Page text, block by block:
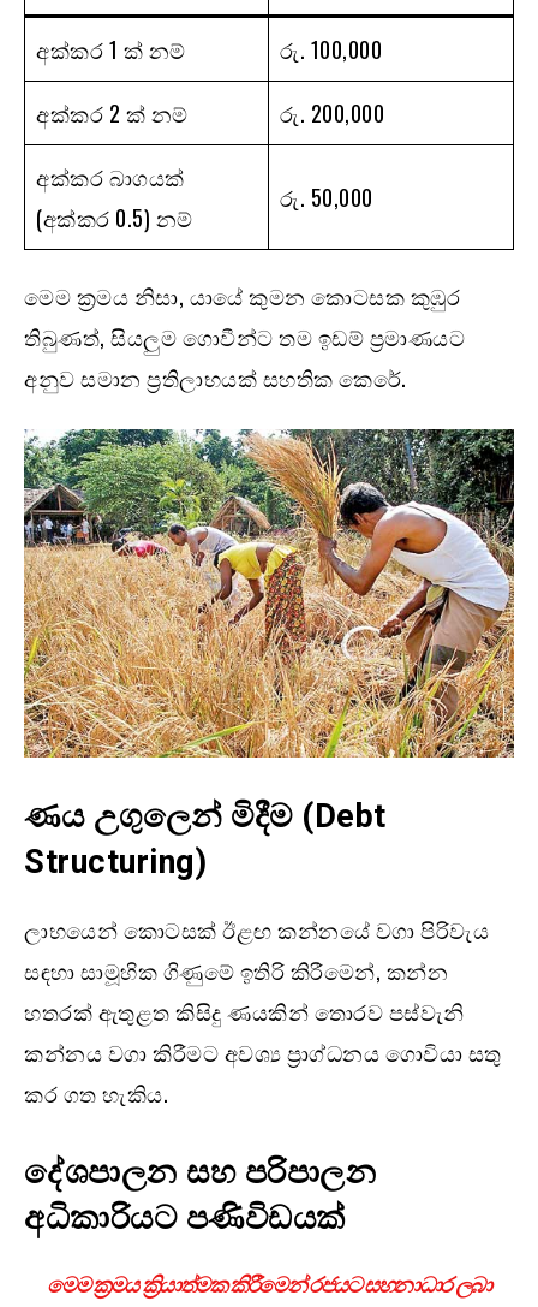
අක්කර 1 ක් නම් රු. 100,000
අක්කර 2 ක් නම් රු. 200,000
අක්කර බාගයක්
(අක්කර 0.5) නම්
රු. 50,000
මෙම ක්‍රමය නිසා, යායේ කුමන කොටසක කුඹුර
තිබුණත්, සියලුම ගොවීන්ට තම ඉඩම් ප්‍රමාණයට
අනුව සමාන ප්‍රතිලාභයක් සහතික කෙරේ.
ණය උගුලෙන් මිදීම (Debt
Structuring)
ලාභයෙන් කොටසක් ඊළඟ කන්නයේ වගා පිරිවැය
සඳහා සාමූහික ගිණුමේ ඉතිරි කිරීමෙන්, කන්න
හතරක් ඇතුළත කිසිදු ණයකින් තොරව පස්වැනි
කන්නය වගා කිරීමට අවශ්‍ය ප්‍රාග්ධනය ගොවියා සතු
කර ගත හැකිය.
දේශපාලන සහ පරිපාලන
අධිකාරියට පණිවිඩයක්
මෙම ක්‍රමය ක්‍රියාත්මක කිරීමෙන් රජයට සහනාධාර ලබා